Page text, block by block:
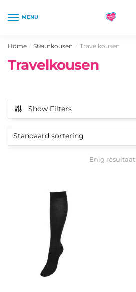
MENU
Home / Steunkousen / Travelkousen
Travelkousen
Show Filters
Enig resultaat